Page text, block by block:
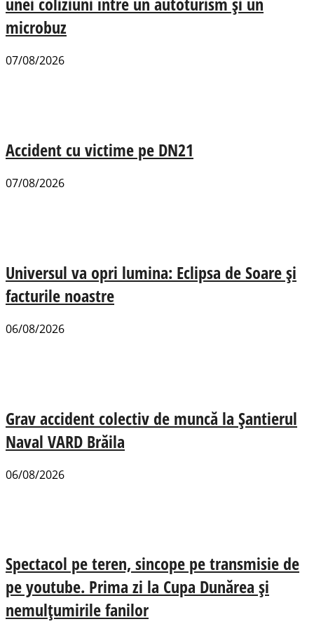
microbuz
07/08/2026
Accident cu victime pe DN21
07/08/2026
Universul va opri lumina: Eclipsa de Soare și
facturile noastre
06/08/2026
Grav accident colectiv de muncă la Șantierul
Naval VARD Brăila
06/08/2026
Spectacol pe teren, sincope pe transmisie de
pe youtube. Prima zi la Cupa Dunărea și
nemulțumirile fanilor